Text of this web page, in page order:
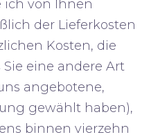
ich von Ihnen
der Lieferkosten
Kosten, die
eine andere Art
angebotene,
gewählt haben),
binnen vierzehn